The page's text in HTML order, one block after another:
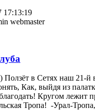
17:13:19
webmaster
Ползёт в Сетях наш 21-й
Как, выйдя из
Кругом лежит
Тропа! -Урал-